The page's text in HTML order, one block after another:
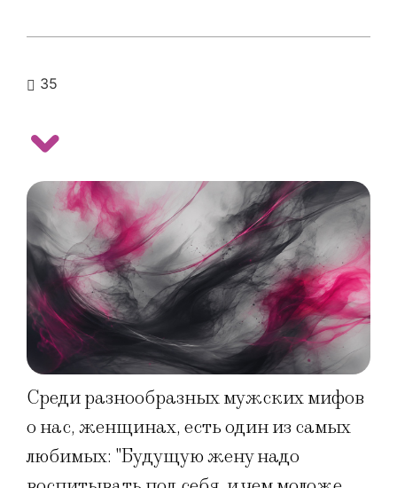
35
Среди разнообразных мужских мифов
о нас, женщинах, есть один из самых
любимых: "Будущую жену надо